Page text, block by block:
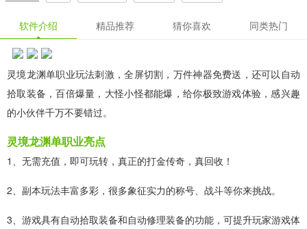
好玩的高爆合击单职业传奇作品下载
好玩的单职业合击传奇作品排行
软件介绍 精品推荐 猜你喜欢 同类热门
灵境龙渊单职业玩法刺激，全屏切割，万件神器免费送，还可以自动
拾取装备，百倍爆量，大怪小怪都能爆，给你极致游戏体验，感兴趣
的小伙伴千万不要错过。
灵境龙渊单职业亮点
1、无需充值，即可玩转，真正的打金传奇，真回收！
2、副本玩法丰富多彩，很多象征实力的称号、战斗等你来挑战。
3、游戏具有自动拾取装备和自动修理装备的功能，可提升玩家游戏体